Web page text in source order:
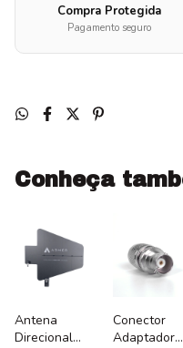
Compra Protegida
Pagamento seguro
Conheça
Antena
Direcional
Conector
Adaptador